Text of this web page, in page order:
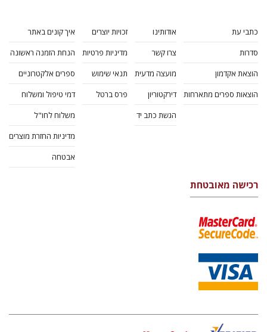
כתבי עת
סדרות
הוצאת אקדמון
הוצאות ספרים מתארחות
אודותינו
צרו קשר
מועצה מדעית
דירקטוריון
הגשת כתב יד
זכויות יוצרים
מדיניות פרטיות
תנאי שימוש
פרס ברטל
איך קונים באתר
הנחת הזמנה ראשונה
ספרים אלקטרוניים
דמי טיפול ומשלוח
משלוח לחו"ל
מדיניות החזרת מוצרים
אבטחה
רכישה מאובטחת